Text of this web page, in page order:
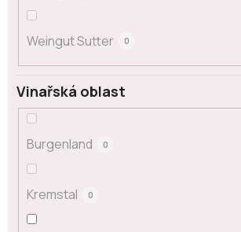
Weingut Sutter 0
Vinařská oblast
Burgenland 0
Kremstal 0